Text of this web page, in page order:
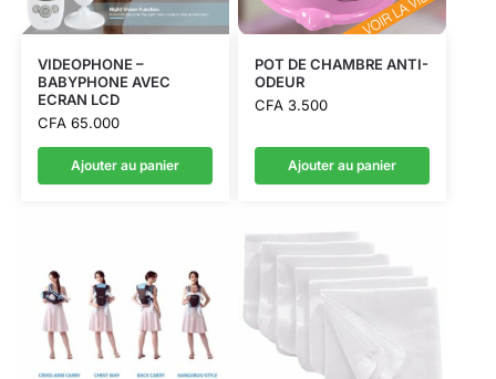
VIDEOPHONE –
BABYPHONE AVEC
ECRAN LCD
CFA65.000
Ajouter au panier
POT DE CHAMBRE ANTI-
ODEUR
CFA3.500
Ajouter au panier